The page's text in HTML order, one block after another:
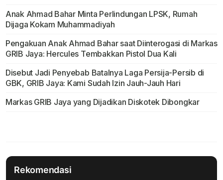
Anak Ahmad Bahar Minta Perlindungan LPSK, Rumah
Dijaga Kokam Muhammadiyah
Pengakuan Anak Ahmad Bahar saat Diinterogasi di Markas
GRIB Jaya: Hercules Tembakkan Pistol Dua Kali
Disebut Jadi Penyebab Batalnya Laga Persija-Persib di
GBK, GRIB Jaya: Kami Sudah Izin Jauh-Jauh Hari
Markas GRIB Jaya yang Dijadikan Diskotek Dibongkar
Rekomendasi